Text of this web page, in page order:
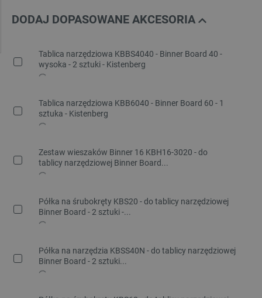
DODAJ DOPASOWANE AKCESORIA
Tablica narzędziowa KBBS4040 - Binner Board 40 -
wysoka - 2 sztuki - Kistenberg
Tablica narzędziowa KBB6040 - Binner Board 60 - 1
sztuka - Kistenberg
Zestaw wieszaków Binner 16 KBH16-3020 - do
tablicy narzędziowej Binner Board...
Półka na śrubokręty KBS20 - do tablicy narzędziowej
Binner Board - 2 sztuki -...
Półka na narzędzia KBSS40N - do tablicy narzędziowej
Binner Board - 2 sztuki...